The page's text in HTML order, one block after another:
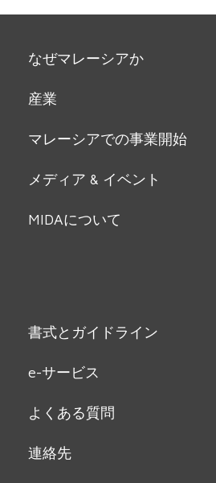
なぜマレーシアか
産業
マレーシアでの事業開始
メディア & イベント
MIDAについて
書式とガイドライン
e-サービス
よくある質問
連絡先